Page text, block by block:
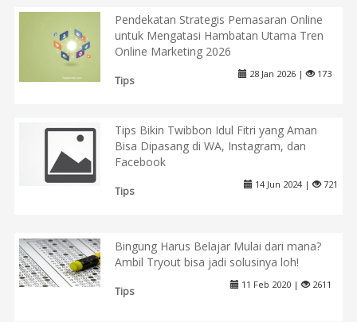
Pendekatan Strategis Pemasaran Online
untuk Mengatasi Hambatan Utama Tren
Online Marketing 2026
Tips
28 Jan 2026 | 173
Tips Bikin Twibbon Idul Fitri yang Aman
Bisa Dipasang di WA, Instagram, dan
Facebook
Tips
14 Jun 2024 | 721
Bingung Harus Belajar Mulai dari mana?
Ambil Tryout bisa jadi solusinya loh!
Tips
11 Feb 2020 | 2611